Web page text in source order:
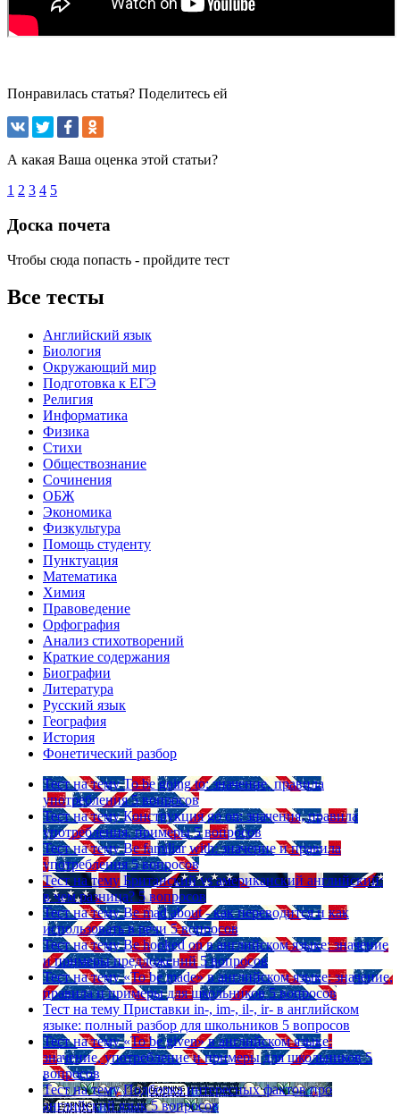
Понравилась статья? Поделитесь ей
А какая Ваша оценка этой статьи?
1 2 3 4 5
Доска почета
Чтобы сюда попасть - пройдите тест
Все тесты
Английский язык
Биология
Окружающий мир
Подготовка к ЕГЭ
Религия
Информатика
Физика
Стихи
Обществознание
Сочинения
ОБЖ
Экономика
Физкультура
Помощь студенту
Пунктуация
Математика
Химия
Правоведение
Орфография
Анализ стихотворений
Краткие содержания
Биографии
Литература
Русский язык
География
История
Фонетический разбор
Тест на тему To be going to: значение, правила
употребления 5 вопросов
Тест на тему Конструкция go on: значения, правила
употребления, примеры 5 вопросов
Тест на тему Be familiar with: значение и правила
употребления 5 вопросов
Тест на тему Британский vs американский английский:
в чем разница? 5 вопросов
Тест на тему Be mad about - как переводится и как
использовать в речи 5 вопросов
Тест на тему Be hooked on в английском языке: значение
и примеры предложений 5 вопросов
Тест на тему «To be made» в английском языке: значение,
правила и примеры для школьников 5 вопросов
Тест на тему Приставки in-, im-, il-, ir- в английском
языке: полный разбор для школьников 5 вопросов
Тест на тему «To be given» в английском языке:
значение, употребление и примеры для школьников 5
вопросов
Тест на тему Подборка интересных фактов про
английский язык 5 вопросов